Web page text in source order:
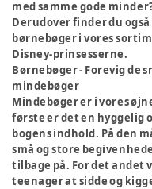
med samme gode
Derudover finder du
børnebøger i vores
Disney-prinsesserne.
Børnebøger - Forevig de
mindebøger
Mindebøger er i vores
første er det en hyggelig
bogens indhold. På den
små og store
tilbage på. For det andet
teenager at sidde og